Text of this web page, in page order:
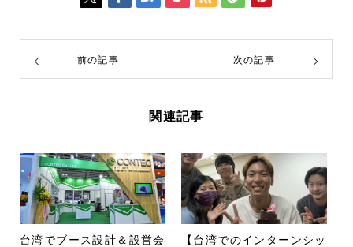
前の記事 次の記事
関連記事
台湾でブース設計＆設営会
【台湾でのインターンシッ